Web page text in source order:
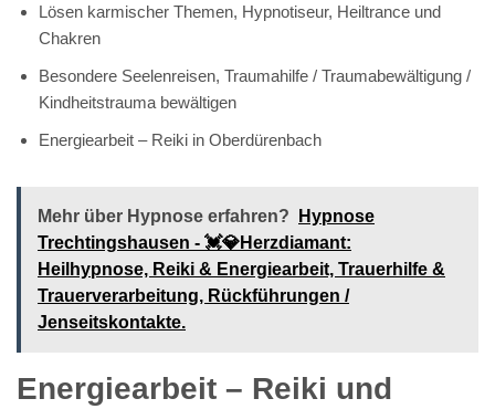
Lösen karmischer Themen, Hypnotiseur, Heiltrance und
Chakren
Besondere Seelenreisen, Traumahilfe / Traumabewältigung /
Kindheitstrauma bewältigen
Energiearbeit – Reiki in Oberdürenbach
Mehr über Hypnose erfahren?
Hypnose
Trechtingshausen - 💓️💎Herzdiamant:
Heilhypnose, Reiki & Energiearbeit, Trauerhilfe &
Trauerverarbeitung, Rückführungen /
Jenseitskontakte.
Energiearbeit – Reiki und